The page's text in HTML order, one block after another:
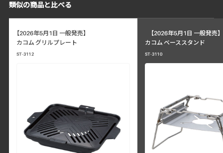
類似の商品と比べる
【2026年5月1日 一般発売】
カコム グリルプレート
ST-3112
【2026年5月1日 一般発売】
カコム ベーススタンド
ST-3110